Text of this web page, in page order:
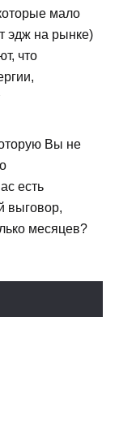
мало
эдж на рынке)
что
Вы не
есть
выговор,
месяцев?